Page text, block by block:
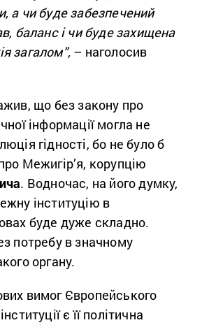
а чи буде забезпечений
баланс і чи буде захищена
загалом”, – наголосив
що без закону про
інформації могла не
гідності, бо не було б
Межигір’я, корупцію
. Водночас, на його думку,
інституцію в
буде дуже складно.
потребу в значному
органу.
вимог Європейського
є її політична